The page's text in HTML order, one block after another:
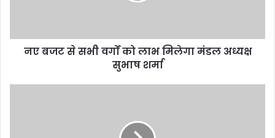
नए बजट से सभी वर्गों को लाभ मिलेगा मंडल अध्यक्ष
सुभाष शर्मा